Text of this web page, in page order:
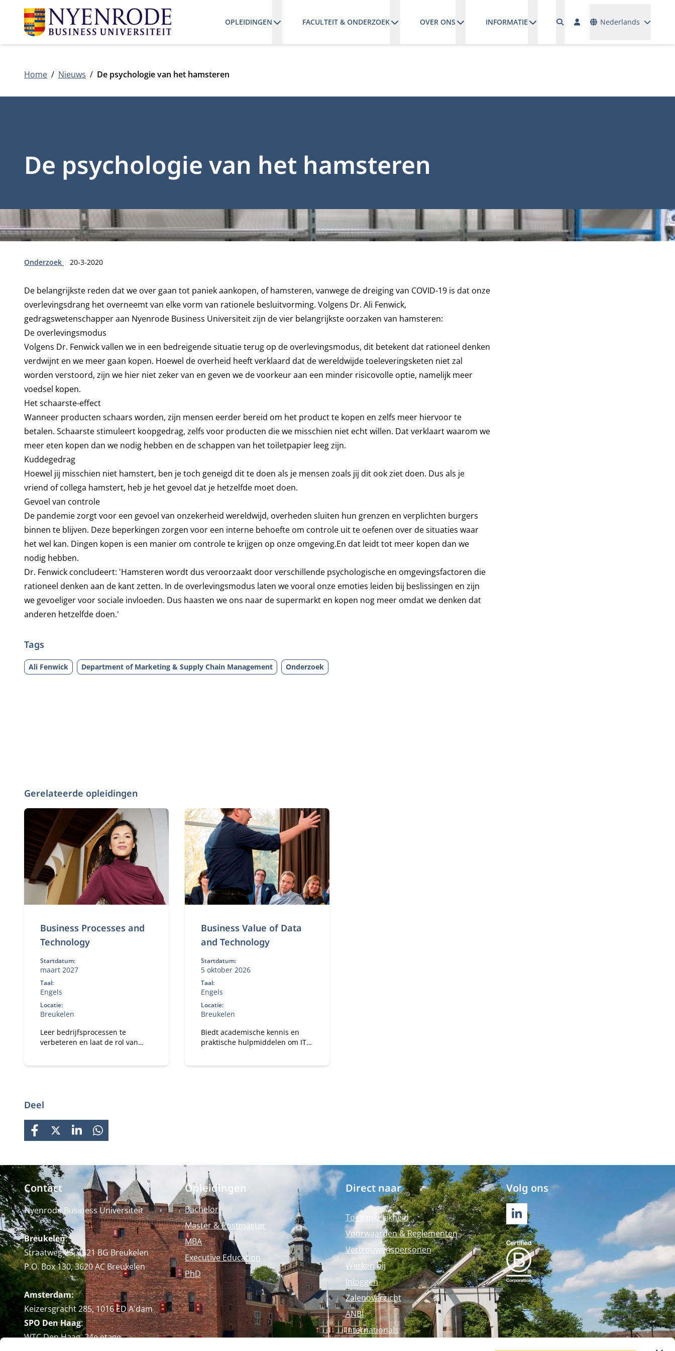
OPLEIDINGEN FACULTEIT & ONDERZOEK OVER ONS INFORMATIE Nederlands
Home Nieuws De psychologie van het hamsteren
De psychologie van het hamsteren
Type:
Onderzoek Publicatiedatum:
20-3-2020
De belangrijkste reden dat we over gaan tot paniek aankopen, of hamsteren, vanwege de dreiging van COVID-19 is dat onze
overlevingsdrang het overneemt van elke vorm van rationele besluitvorming. Volgens Dr. Ali Fenwick,
gedragswetenschapper aan Nyenrode Business Universiteit zijn de vier belangrijkste oorzaken van hamsteren:
De overlevingsmodus
Volgens Dr. Fenwick vallen we in een bedreigende situatie terug op de overlevingsmodus, dit betekent dat rationeel denken
verdwijnt en we meer gaan kopen. Hoewel de overheid heeft verklaard dat de wereldwijde toeleveringsketen niet zal
worden verstoord, zijn we hier niet zeker van en geven we de voorkeur aan een minder risicovolle optie, namelijk meer
voedsel kopen.
Het schaarste-effect
Wanneer producten schaars worden, zijn mensen eerder bereid om het product te kopen en zelfs meer hiervoor te
betalen. Schaarste stimuleert koopgedrag, zelfs voor producten die we misschien niet echt willen. Dat verklaart waarom we
meer eten kopen dan we nodig hebben en de schappen van het toiletpapier leeg zijn.
Kuddegedrag
Hoewel jij misschien niet hamstert, ben je toch geneigd dit te doen als je mensen zoals jij dit ook ziet doen. Dus als je
vriend of collega hamstert, heb je het gevoel dat je hetzelfde moet doen.
Gevoel van controle
De pandemie zorgt voor een gevoel van onzekerheid wereldwijd, overheden sluiten hun grenzen en verplichten burgers
binnen te blijven. Deze beperkingen zorgen voor een interne behoefte om controle uit te oefenen over de situaties waar
het wel kan. Dingen kopen is een manier om controle te krijgen op onze omgeving.En dat leidt tot meer kopen dan we
nodig hebben.
Dr. Fenwick concludeert: 'Hamsteren wordt dus veroorzaakt door verschillende psychologische en omgevingsfactoren die
rationeel denken aan de kant zetten. In de overlevingsmodus laten we vooral onze emoties leiden bij beslissingen en zijn
we gevoeliger voor sociale invloeden. Dus haasten we ons naar de supermarkt en kopen nog meer omdat we denken dat
anderen hetzelfde doen.'
Tags
Ali Fenwick Department of Marketing & Supply Chain Management Onderzoek
Gerelateerde opleidingen
Business Processes and
Technology
Startdatum:
maart 2027
Taal:
Engels
Locatie:
Breukelen
Leer bedrijfsprocessen te
verbeteren en laat de rol van
Business Value of Data
and Technology
Startdatum:
5 oktober 2026
Taal:
Engels
Locatie:
Breukelen
Biedt academische kennis en
praktische hulpmiddelen om IT
Deel
FACEBOOK
X LINKEDINWHATSAPP
Contact
Nyenrode Business Universiteit
Breukelen:
Straatweg 25, 3621 BG Breukelen
P.O. Box 130, 3620 AC Breukelen
Amsterdam:
Keizersgracht 285, 1016 ED A'dam
SPO Den Haag:
WTC Den Haag, 24e etage
Opleidingen
Bachelor
Master & Postmaster
MBA
Executive Education
PhD
Direct naar
Toegankelijkheid
Voorwaarden & Reglementen
Vertrouwenspersonen
Werken bij
Inloggen
Zalenoverzicht
ANBI
Internationals
Volg ons
LINKEDIN